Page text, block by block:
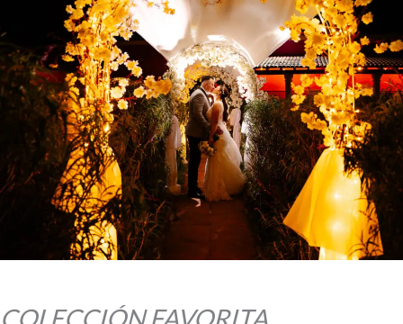
COLECCIÓN FAVORITA